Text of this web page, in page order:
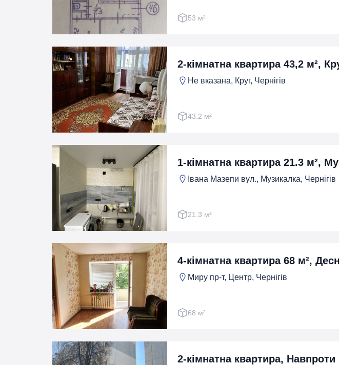
53 м²
2-кімнатна квартира 43,2 м²,
Не вказана, Круг, Чернігів
43.2 м²
1-кімнатна квартира 21.3 м²,
Івана Мазепи вул., Музикалка, Чернігів
21.3 м²
4-кімнатна квартира 68 м²,
Миру пр-т, Центр, Чернігів
68 м²
2-кімнатна квартира,